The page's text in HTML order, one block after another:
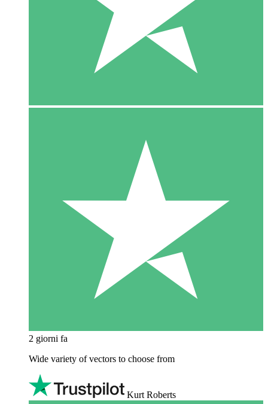
2 giorni fa
Wide variety of vectors to choose from
Kurt Roberts